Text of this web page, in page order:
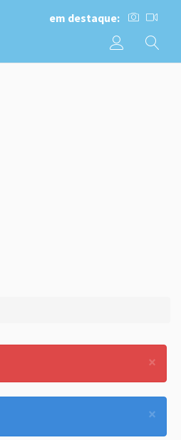
em destaque:
×
×